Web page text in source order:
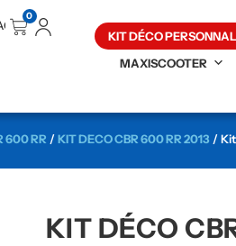
0
KIT DÉCO
MAXISCOOTER
600 RR /KIT DECO CBR 600 RR 2013 /
KIT DÉCO